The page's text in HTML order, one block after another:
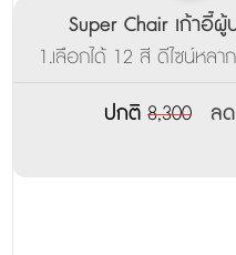
Super Chair เก้าอี้
1.เลือกได้ 12 สี ดีไซน์หล
ภายใน
ปกติ 8,300 ล